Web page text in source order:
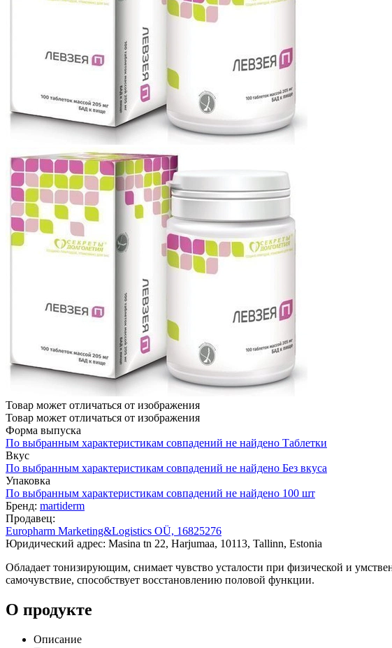
Товар может отличаться от изображения
Товар может отличаться от изображения
Форма выпуска
По выбранным характеристикам совпадений не найдено Таблетки
Вкус
По выбранным характеристикам совпадений не найдено Без вкуса
Упаковка
По выбранным характеристикам совпадений не найдено 100 шт
Бренд: martiderm
Продавец:
Europharm Marketing&Logistics OÜ, 16825276
Юридический адрес: Masina tn 22, Harjumaa, 10113, Tallinn, Estonia
Обладает тонизирующим, снимает чувство усталости при физической и
самочувствие, способствует восстановлению половой функции.
О продукте
Описание